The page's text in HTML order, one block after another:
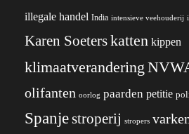
illegale handel India intensieve veehouderij
Karen Soeterskatten kippen
klimaatverandering
olifanten oorlog paarden petitie
Spanjestroperij stropers